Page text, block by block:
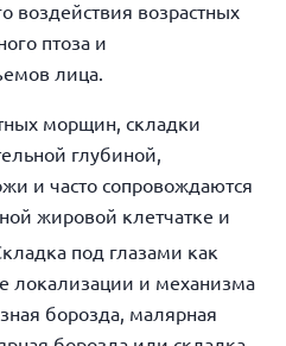
воздействия возрастных
птоза и
лица.
морщин, складки
глубиной,
и часто сопровождаются
жировой клетчатке и
под глазами как
локализации и механизма
борозда, малярная